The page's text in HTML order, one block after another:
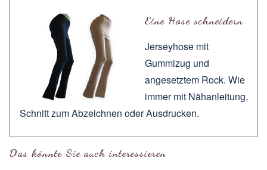
Eine Hose schneidern
Jerseyhose mit
Gummizug und
angesetztem Rock. Wie
immer mit Nähanleitung,
Schnitt zumAbzeichnen oderAusdrucken.
Das könnte Sie auch interessieren